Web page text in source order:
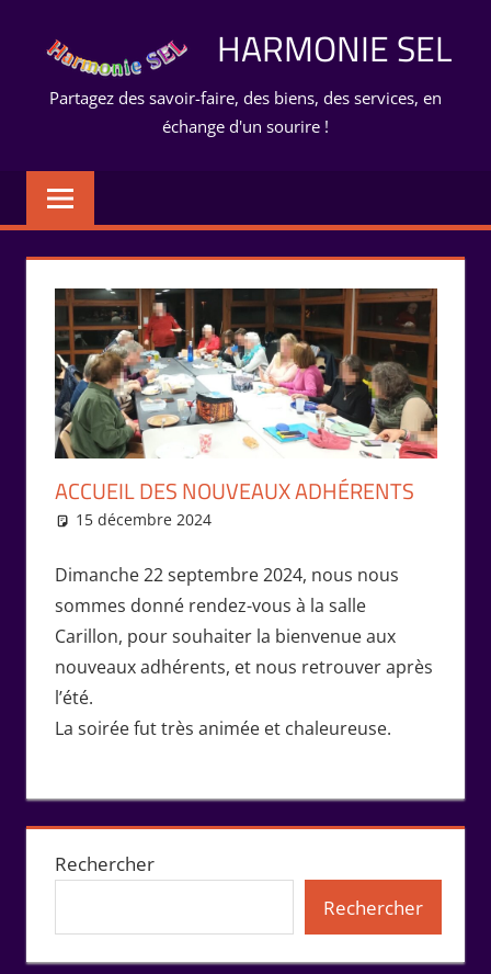
HARMONIE SEL
Partagez des savoir-faire, des biens, des services, en
échange d'un sourire !
ACCUEIL DES NOUVEAUX ADHÉRENTS
15 décembre 2024
Dimanche 22 septembre 2024, nous nous
sommes donné rendez-vous à la salle
Carillon, pour souhaiter la bienvenue aux
nouveaux adhérents, et nous retrouver après
l’été.
La soirée fut très animée et chaleureuse.
Rechercher
Rechercher